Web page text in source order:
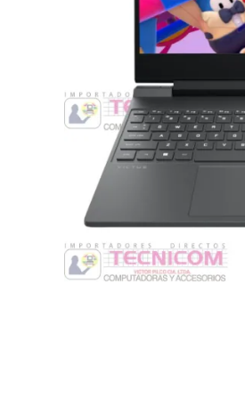
Monitores y TV
Suministros de Impresión
Punto de Venta
Accesorios y Periféricos
Protección Eléctrica
Software